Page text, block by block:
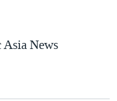
News